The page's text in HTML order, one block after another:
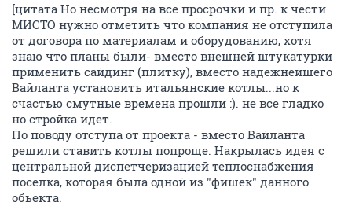
[цитата Но несмотря на все просрочки и пр. к чести
МИСТО нужно отметить что компания не отступила
от договора по материалам и оборудованию, хотя
знаю что планы были- вместо внешней штукатурки
применить сайдинг (плитку), вместо надежнейшего
Вайланта установить итальянские котлы...но к
счастью смутные времена прошли :). не все гладко
но стройка идет.
По поводу отступа от проекта - вместо Вайланта
решили ставить котлы попроще. Накрылась идея с
центральной диспетчеризацией теплоснабжения
поселка, которая была одной из "фишек" данного
обьекта.